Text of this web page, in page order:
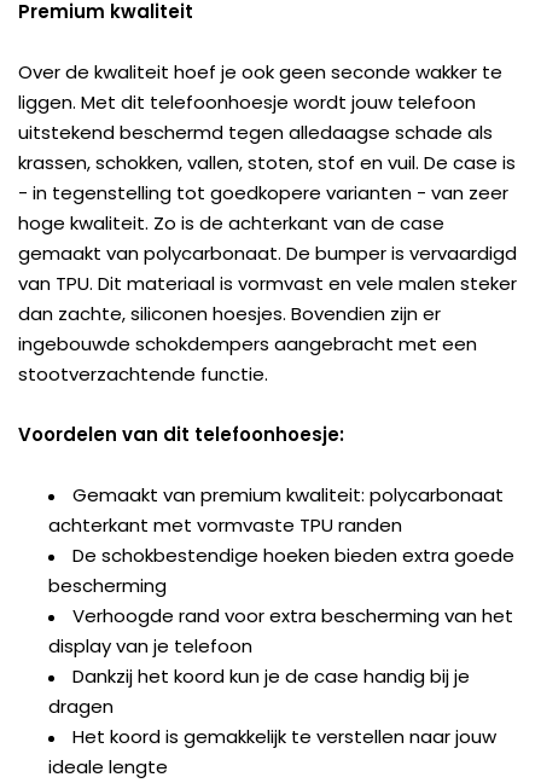
Premium kwaliteit
Over de kwaliteit hoef je ook geen seconde wakker te
liggen. Met dit telefoonhoesje wordt jouw telefoon
uitstekend beschermd tegen alledaagse schade als
krassen, schokken, vallen, stoten, stof en vuil. De case is
- in tegenstelling tot goedkopere varianten - van zeer
hoge kwaliteit. Zo is de achterkant van de case
gemaakt van polycarbonaat. De bumper is vervaardigd
van TPU. Dit materiaal is vormvast en vele malen steker
dan zachte, siliconen hoesjes. Bovendien zijn er
ingebouwde schokdempers aangebracht met een
stootverzachtende functie.
Voordelen van dit telefoonhoesje:
Gemaakt van premium kwaliteit: polycarbonaat
achterkant met vormvaste TPU randen
De schokbestendige hoeken bieden extra goede
bescherming
Verhoogde rand voor extra bescherming van het
display van je telefoon
Dankzij het koord kun je de case handig bij je
dragen
Het koord is gemakkelijk te verstellen naar jouw
ideale lengte